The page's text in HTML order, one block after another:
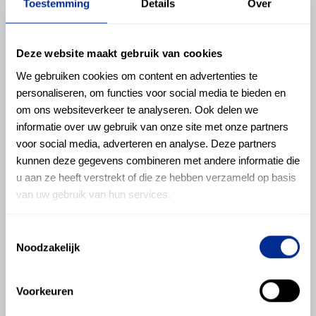
Toestemming Details Over
Deze website maakt gebruik van cookies
We gebruiken cookies om content en advertenties te
personaliseren, om functies voor social media te bieden en
om ons websiteverkeer te analyseren. Ook delen we
informatie over uw gebruik van onze site met onze partners
voor social media, adverteren en analyse. Deze partners
kunnen deze gegevens combineren met andere informatie die
u aan ze heeft verstrekt of die ze hebben verzameld op basis
van uw gebruik van hun services.
Noodzakelijk
Voorkeuren
Investeren in de toekomst
24 januari 2024
Lees meer
Case